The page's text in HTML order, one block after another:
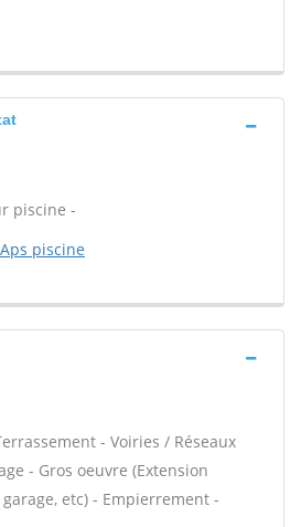
piscine -
Aps piscine
- Voiries / Réseaux
- Gros oeuvre (Extension
etc) - Empierrement -